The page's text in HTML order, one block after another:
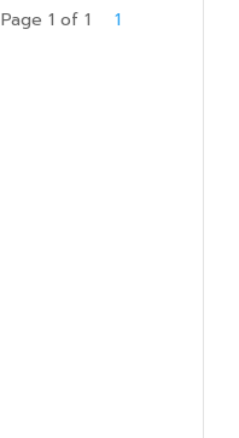
Page 1 of 1 1